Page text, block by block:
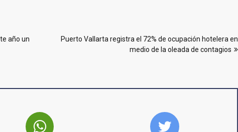
año un
Puerto Vallarta registra el 72% de ocupación hotelera en
medio de la oleada de contagios